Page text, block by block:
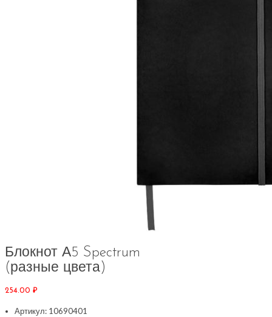
Блокнот А5 Spectrum
(разные цвета)
254.00 ₽
Артикул: 10690401